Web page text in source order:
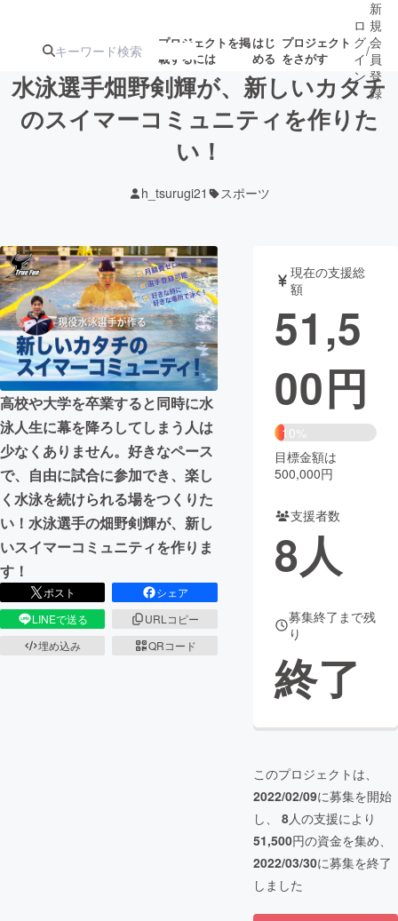
プロジェクトを掲
載するには
はじ
める
プロジェクト
をさがす
注目の新着プロ
テクノロジー・ガジェット
映像・映画 書籍・雑誌
ビジネス・起業 チャレンジ
まちづくり・地域活性化
CAMPFIRE for Social Good
CAMPFIRE Creation
CAMPFIREふるさと納税
コミュニティ
ロ
グ
イ
ン
/
新
規
会
員
登
録
水泳選手畑野剣輝が、新しいカタチ
のスイマーコミュニティを作りた
い！
h_tsurugi21 スポーツ
高校や大学を卒業すると同時に水
泳人生に幕を降ろしてしまう人は
少なくありません。好きなペース
で、自由に試合に参加でき、楽し
く水泳を続けられる場をつくりた
い！水泳選手の畑野剣輝が、新し
いスイマーコミュニティを作りま
す！
ポスト
シェア
LINEで送る
URLコピー
埋め込み
QRコード
現在の支援総
額
51,5
00円
10%
目標金額は
500,000円
支援者数
8人
募集終了まで残
り
終了
このプロジェクトは、
2022/02/09に募集を開始
し、 8人の支援により
51,500円の資金を集め、
2022/03/30に募集を終了
しました